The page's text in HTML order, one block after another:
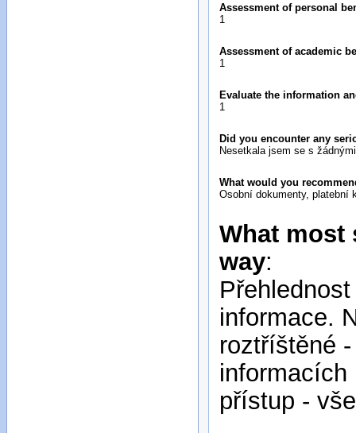
Assessment of personal
1
Assessment of academic
1
Evaluate the information
1
Did you encounter any
Nesetkala jsem se s
What would you
Osobní dokumenty, platební
What most
way:
informace.
roztříštěné
přístup -